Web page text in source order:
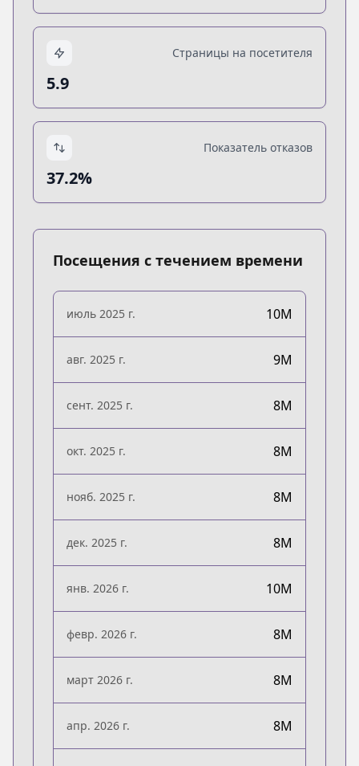
Страницы на посетителя
5.9
Показатель отказов
37.2%
Посещения с течением времени
июль 2025 г. 10M
авг. 2025 г. 9M
сент. 2025 г. 8M
окт. 2025 г. 8M
нояб. 2025 г. 8M
дек. 2025 г. 8M
янв. 2026 г. 10M
февр. 2026 г. 8M
март 2026 г. 8M
апр. 2026 г. 8M